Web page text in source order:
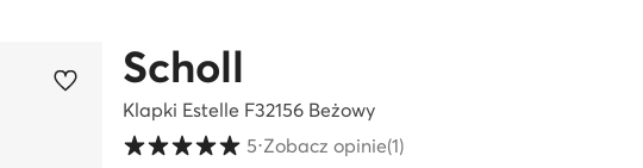
Scholl
Klapki Estelle F32156 Beżowy
Ocena klientów w skali od 1 do 5
5⋅Zobacz opinie(1)